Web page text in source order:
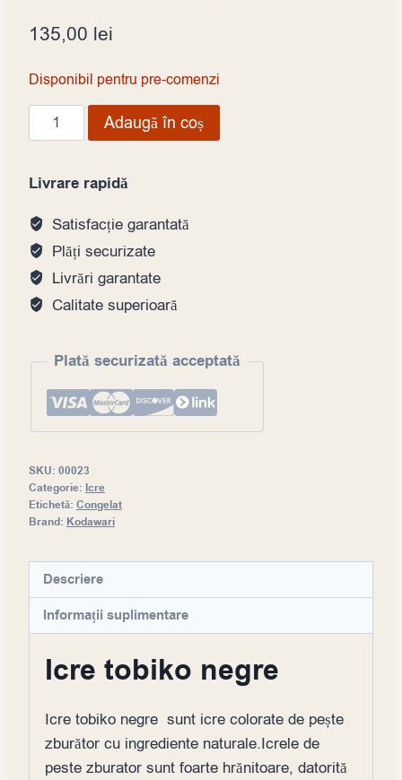
135,00 lei
Disponibil pentru pre-comenzi
Cantitate
Icre
negre,
caserola
500gr
Adaugă în coș
Livrare rapidă
Satisfacție garantată
Plăți securizate
Livrări garantate
Calitate superioară
Plată securizată acceptată
SKU: 00023
Categorie: Icre
Etichetă: Congelat
Brand: Kodawari
Descriere
Informații suplimentare
Icre tobiko negre
Icre tobiko negre sunt icre colorate de pește
zburător cu ingrediente naturale.Icrele de
peste zburator sunt foarte hrănitoare, datorită